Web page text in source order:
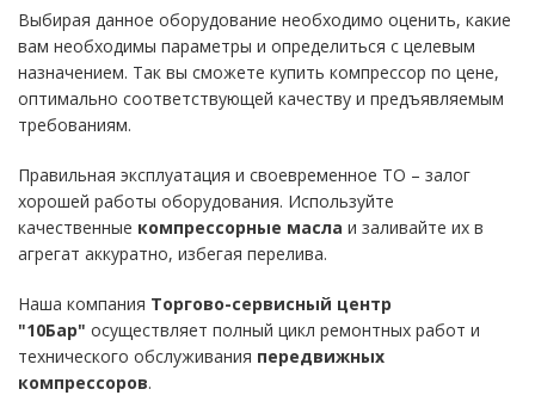
Выбирая данное оборудование необходимо оценить, какие
вам необходимы параметры и определиться с целевым
назначением. Так вы сможете купить компрессор по цене,
оптимально соответствующей качеству и предъявляемым
требованиям.
Правильная эксплуатация и своевременное ТО – залог
хорошей работы оборудования. Используйте
качественные компрессорные масла и заливайте их в
агрегат аккуратно, избегая перелива.
Наша компания Торгово-сервисный центр
"10Бар" осуществляет полный цикл ремонтных работ и
технического обслуживания передвижных
компрессоров.